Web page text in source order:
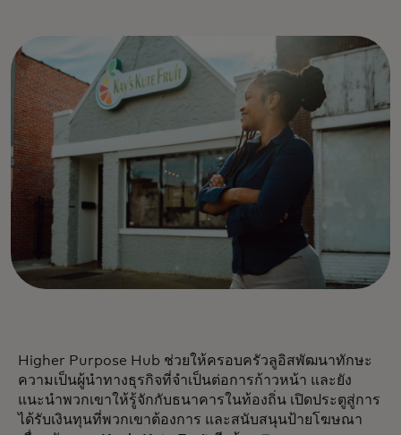
Higher Purpose Hub ช่วยให้ครอบครัวลูอิสพัฒนาทักษะ
ความเป็นผู้นำทางธุรกิจที่จำเป็นต่อการก้าวหน้า และยัง
แนะนำพวกเขาให้รู้จักกับธนาคารในท้องถิ่น เปิดประตูสู่การ
ได้รับเงินทุนที่พวกเขาต้องการ และสนับสนุนป้ายโฆษณา